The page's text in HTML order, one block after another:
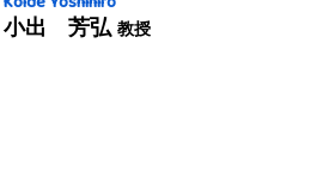
小出 芳弘 教授